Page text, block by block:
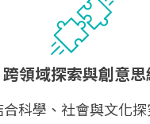
跨領域探索與創意
合科學、社會與文化